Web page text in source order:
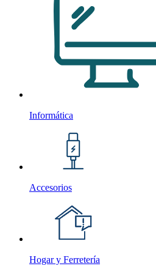
Informática
Accesorios
Hogar y Ferretería